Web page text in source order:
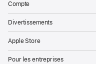
Compte
Divertissements
Apple Store
Pour les entreprises